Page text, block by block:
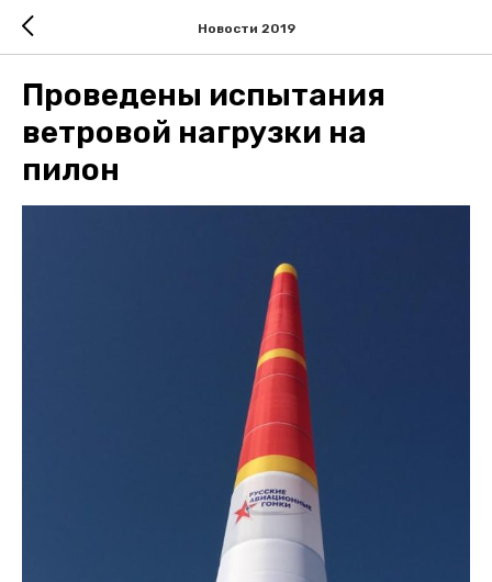
Новости 2019
Проведены испытания
ветровой нагрузки на
пилон